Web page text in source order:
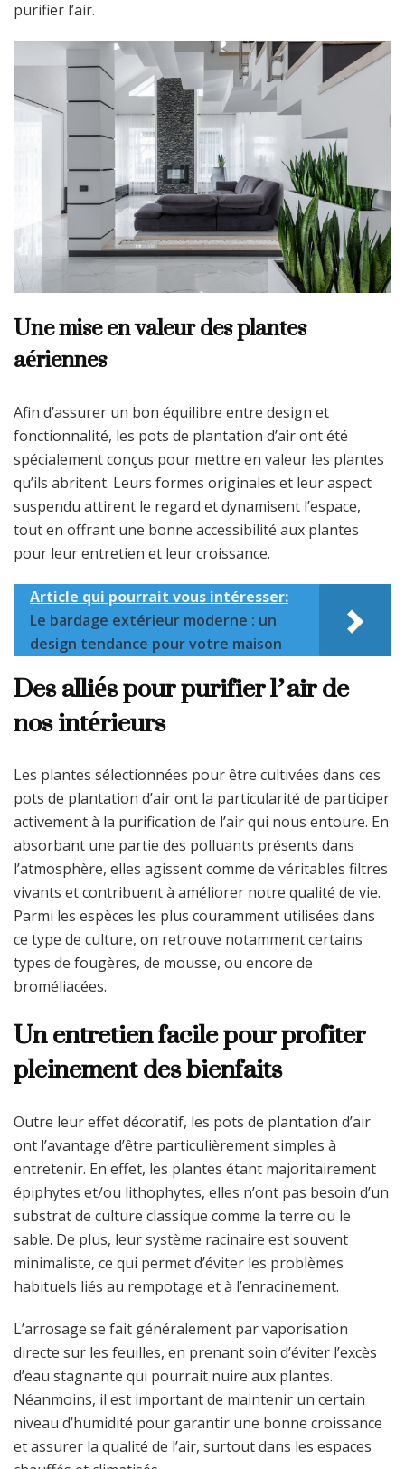
purifier l’air.
Une mise en valeur des plantes
aériennes
Afin d’assurer un bon équilibre entre design et
fonctionnalité, les pots de plantation d’air ont été
spécialement conçus pour mettre en valeur les plantes
qu’ils abritent. Leurs formes originales et leur aspect
suspendu attirent le regard et dynamisent l’espace,
tout en offrant une bonne accessibilité aux plantes
pour leur entretien et leur croissance.
Article qui pourrait vous intéresser:
Le bardage extérieur moderne : un
design tendance pour votre maison
Des alliés pour purifier l’air de
nos intérieurs
Les plantes sélectionnées pour être cultivées dans ces
pots de plantation d’air ont la particularité de participer
activement à la purification de l’air qui nous entoure. En
absorbant une partie des polluants présents dans
l’atmosphère, elles agissent comme de véritables filtres
vivants et contribuent à améliorer notre qualité de vie.
Parmi les espèces les plus couramment utilisées dans
ce type de culture, on retrouve notamment certains
types de fougères, de mousse, ou encore de
broméliacées.
Un entretien facile pour profiter
pleinement des bienfaits
Outre leur effet décoratif, les pots de plantation d’air
ont l’avantage d’être particulièrement simples à
entretenir. En effet, les plantes étant majoritairement
épiphytes et/ou lithophytes, elles n’ont pas besoin d’un
substrat de culture classique comme la terre ou le
sable. De plus, leur système racinaire est souvent
minimaliste, ce qui permet d’éviter les problèmes
habituels liés au rempotage et à l’enracinement.
L’arrosage se fait généralement par vaporisation
directe sur les feuilles, en prenant soin d’éviter l’excès
d’eau stagnante qui pourrait nuire aux plantes.
Néanmoins, il est important de maintenir un certain
niveau d’humidité pour garantir une bonne croissance
et assurer la qualité de l’air, surtout dans les espaces